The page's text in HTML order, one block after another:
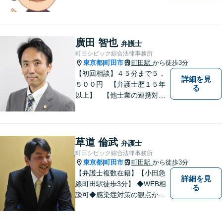
件・刑事事件・労働事件な
ど、幅広く対応いたします。
廣田 智也 弁護士
町田シビック綜合法律事務所
東京都 町田市 町田駅 から徒歩3分
【初回相談】４５分まで５，
５００円 【弁護士歴１５年
以上】 【他士業の連携対
婚・男女問題 交通事故 成
年後見 刑事弁護・被害者代
理
詳細を見
る
草道 倫武 弁護士
町田シビック綜合法律事務所
東京都 町田市 町田駅 から徒歩3分
【弁護士複数在籍】【小田急
線町田駅徒歩3分】 ◆WEB相
談可◆感染症対策の観点から
詳細を見
る